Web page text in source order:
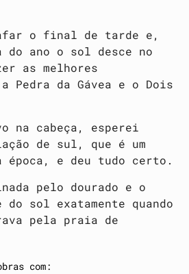
o final de tarde e,
do ano o sol desce no
as melhores
a Pedra da Gávea e o Dois
na cabeça, esperei
de sul, que é um
época, e deu tudo certo.
pelo dourado e o
sol exatamente quando
pela praia de
com: